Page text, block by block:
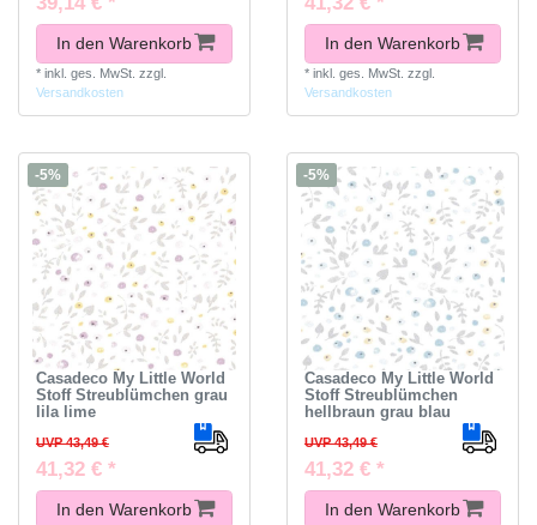
In den Warenkorb
* inkl. ges. MwSt. zzgl.
Versandkosten
In den Warenkorb
* inkl. ges. MwSt. zzgl.
Versandkosten
-5%
Casadeco My Little World
Stoff Streublümchen grau
lila lime
UVP 43,49 €
41,32 € *
In den Warenkorb
-5%
Casadeco My Little World
Stoff Streublümchen
hellbraun grau blau
UVP 43,49 €
41,32 € *
In den Warenkorb